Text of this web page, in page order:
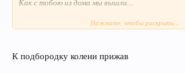
Как с тобою из дома мы вышли…
Только разные наши дома.Нажмите, чтобы раскрыть...
К подбородку колени прижав